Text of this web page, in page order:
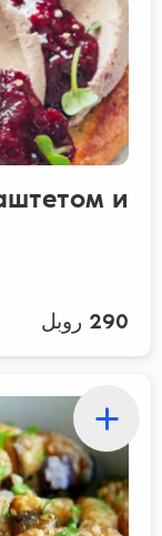
и...
290 روبل